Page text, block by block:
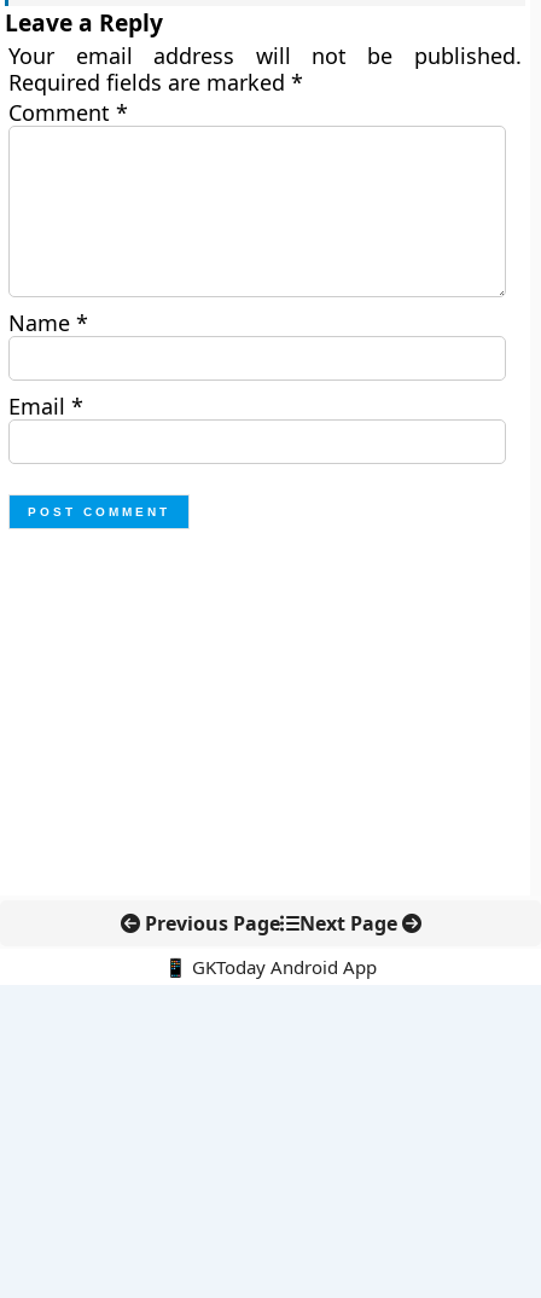
Leave a Reply
Your email address will not be published.
Required fields are marked*
Comment*
Name*
Email*
Previous Page Next Page
📱 GKToday Android App